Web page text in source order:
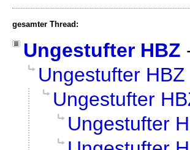
gesamter Thread:
Ungestufter HBZ
Ungestufter HBZ
Ungestufter
Ungestufter